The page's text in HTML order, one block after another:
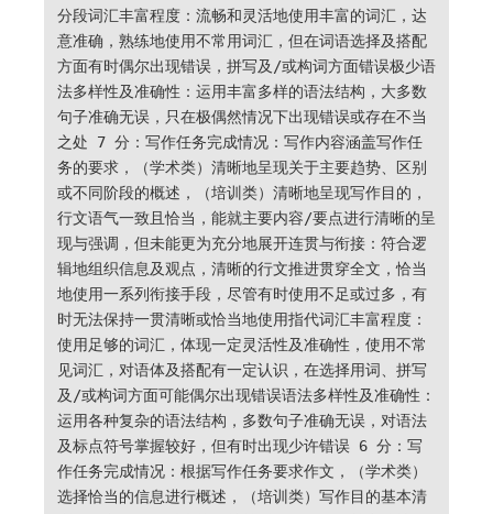
分段词汇丰富程度：流畅和灵活地使用丰富的词汇，达
意准确，熟练地使用不常用词汇，但在词语选择及搭配
方面有时偶尔出现错误，拼写及/或构词方面错误极少语
法多样性及准确性：运用丰富多样的语法结构，大多数
句子准确无误，只在极偶然情况下出现错误或存在不当
之处 7 分：写作任务完成情况：写作内容涵盖写作任
务的要求，（学术类）清晰地呈现关于主要趋势、区别
或不同阶段的概述，（培训类）清晰地呈现写作目的，
行文语气一致且恰当，能就主要内容/要点进行清晰的呈
现与强调，但未能更为充分地展开连贯与衔接：符合逻
辑地组织信息及观点，清晰的行文推进贯穿全文，恰当
地使用一系列衔接手段，尽管有时使用不足或过多，有
时无法保持一贯清晰或恰当地使用指代词汇丰富程度：
使用足够的词汇，体现一定灵活性及准确性，使用不常
见词汇，对语体及搭配有一定认识，在选择用词、拼写
及/或构词方面可能偶尔出现错误语法多样性及准确性：
运用各种复杂的语法结构，多数句子准确无误，对语法
及标点符号掌握较好，但有时出现少许错误 6 分：写
作任务完成情况：根据写作任务要求作文，（学术类）
选择恰当的信息进行概述，（培训类）写作目的基本清